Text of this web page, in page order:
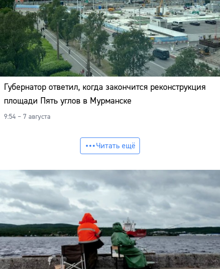
Губернатор ответил, когда закончится реконструкция
площади Пять углов в Мурманске
9:54 – 7 августа
Читать ещё